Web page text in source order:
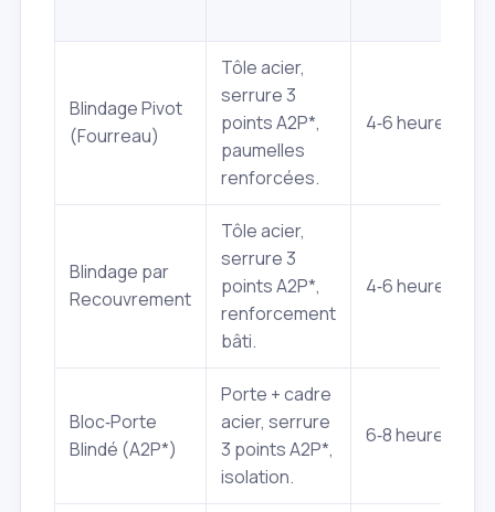
Blindage Pivot
(Fourreau)
Tôle acier,
serrure 3
points A2P*,
paumelles
renforcées.
4‑6 heures
Blindage par
Recouvrement
Tôle acier,
serrure 3
points A2P*,
renforcement
bâti.
4‑6 heures
Bloc‑Porte
Blindé (A2P*)
Porte + cadre
acier, serrure
3 points A2P*,
isolation.
6‑8 heures